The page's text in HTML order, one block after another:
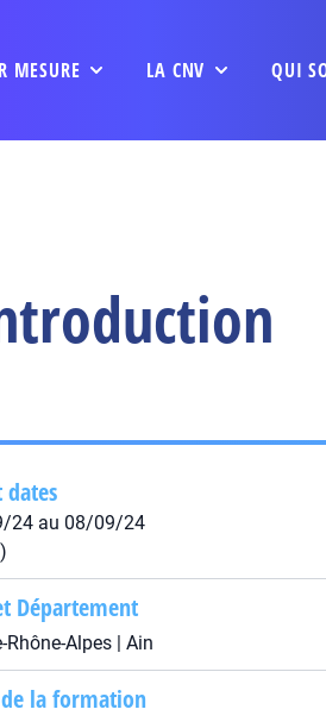
MESURE LA CNV QUI
dates
24 au 08/09/24
Département
Rhône-Alpes | Ain
la formation